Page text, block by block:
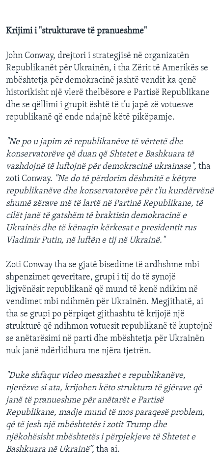
Krijimi i "strukturave të pranueshme"
John Conway, drejtori i strategjisë në organizatën
Republikanët për Ukrainën, i tha Zërit të Amerikës se
mbështetja për demokracinë jashtë vendit ka qenë
historikisht një vlerë thelbësore e Partisë Republikane
dhe se qëllimi i grupit është të t’u japë zë votuesve
republikanë që ende ndajnë këtë pikëpamje.
"Ne po u japim zë republikanëve të vërtetë dhe
konservatorëve që duan që Shtetet e Bashkuara të
vazhdojnë të luftojnë për demokracinë ukrainase", tha
zoti Conway. "Ne do të përdorim dëshmitë e këtyre
republikanëve dhe konservatorëve për t'iu kundërvënë
shumë zërave më të lartë në Partinë Republikane, të
cilët janë të gatshëm të braktisin demokracinë e
Ukrainës dhe të kënaqin kërkesat e presidentit rus
Vladimir Putin, në luftën e tij në Ukrainë."
Zoti Conway tha se gjatë bisedime të ardhshme mbi
shpenzimet qeveritare, grupi i tij do të synojë
ligjvënësit republikanë që mund të kenë ndikim në
vendimet mbi ndihmën për Ukrainën. Megjithatë, ai
tha se grupi po përpiqet gjithashtu të krijojë një
strukturë që ndihmon votuesit republikanë të kuptojnë
se anëtarësimi në parti dhe mbështetja për Ukrainën
nuk janë ndërlidhura me njëra tjetrën.
"Duke shfaqur video mesazhet e republikanëve,
njerëzve si ata, krijohen këto struktura të gjërave që
janë të pranueshme për anëtarët e Partisë
Republikane, madje mund të mos paraqesë problem,
që të jesh një mbështetës i zotit Trump dhe
njëkohësisht mbështetës i përpjekjeve të Shtetet e
Bashkuara në Ukrainë”, tha ai.